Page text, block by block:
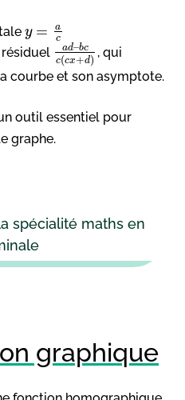
y =
a
c
résiduel ad–bc
c(cx+d)
, qui
courbe et son asymptote.
outil essentiel pour
graphe.
spécialité maths en
graphique